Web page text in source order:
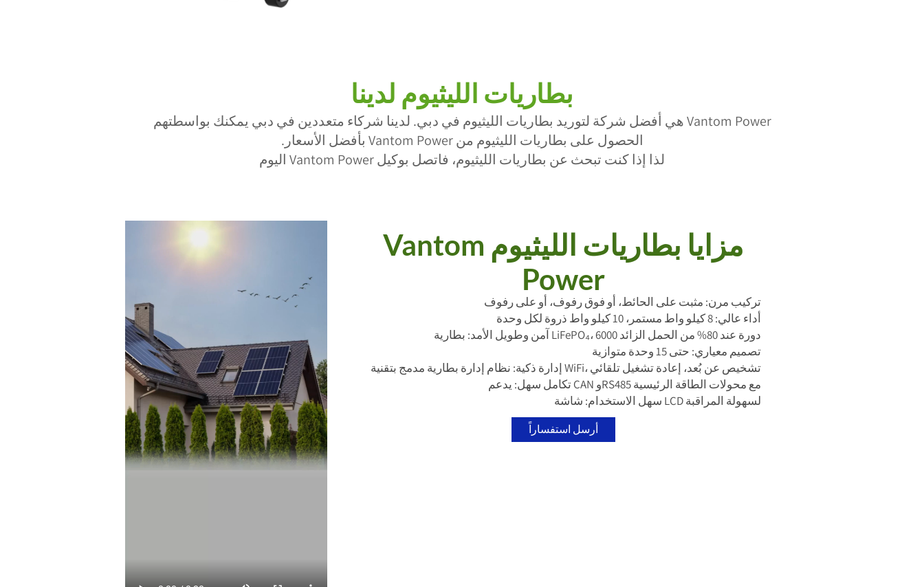
بطاريات الليثيوم لدينا
Vantom Power هي أفضل شركة لتوريد بطاريات الليثيوم في دبي. لدينا شركاء متعددين في دبي يمكنك بواسطتهم
الحصول على بطاريات الليثيوم من Vantom Power بأفضل الأسعار.
لذا إذا كنت تبحث عن بطاريات الليثيوم، فاتصل بوكيل Vantom Power اليوم
Vantom مزايا بطاريات الليثيوم
Power
تركيب مرن: مثبت على الحائط، أو فوق رفوف، أو على رفوف
أداء عالي: 8 كيلو واط مستمر، 10 كيلو واط ذروة لكل وحدة
آمن وطويل الأمد: بطارية LiFePO₄، 6000 دورة عند 80% من الحمل الزائد
تصميم معياري: حتى 15 وحدة متوازية
إدارة ذكية: نظام إدارة بطارية مدمج بتقنية WiFi، تشخيص عن بُعد، إعادة تشغيل تلقائي
تكامل سهل: يدعم CAN وRS485 مع محولات الطاقة الرئيسية
سهل الاستخدام: شاشة LCD لسهولة المراقبة
أرسل استفساراً